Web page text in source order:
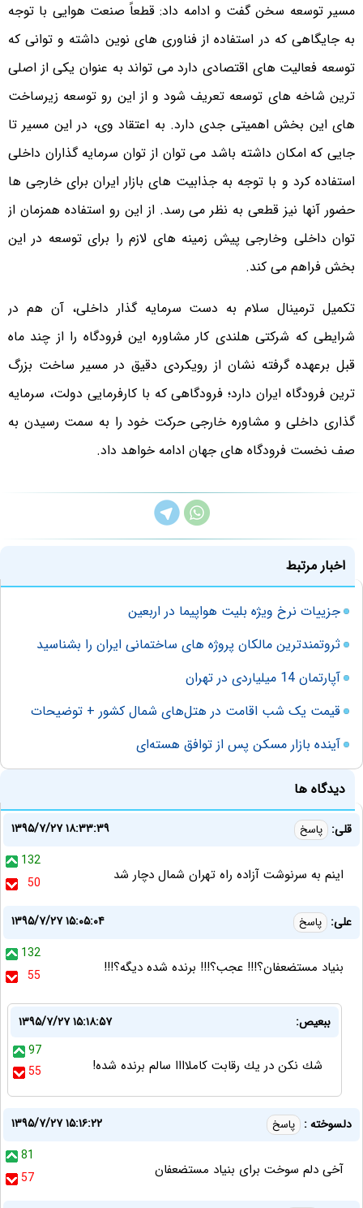
مسیر توسعه سخن گفت و ادامه داد: قطعاً صنعت هوایی با توجه
به جایگاهی که در استفاده از فناوری های نوین داشته و توانی که
توسعه فعالیت های اقتصادی دارد می تواند به عنوان یکی از اصلی
ترین شاخه های توسعه تعریف شود و از این رو توسعه زیرساخت
های این بخش اهمیتی جدی دارد. به اعتقاد وی، در این مسیر تا
جایی که امکان داشته باشد می توان از توان سرمایه گذاران داخلی
استفاده کرد و با توجه به جذابیت های بازار ایران برای خارجی ها
حضور آنها نیز قطعی به نظر می رسد. از این رو استفاده همزمان از
توان داخلی وخارجی پیش زمینه های لازم را برای توسعه در این
بخش فراهم می کند.
تکمیل ترمینال سلام به دست سرمایه گذار داخلی، آن هم در
شرایطی که شرکتی هلندی کار مشاوره این فرودگاه را از چند ماه
قبل برعهده گرفته نشان از رویکردی دقیق در مسیر ساخت بزرگ
ترین فرودگاه ایران دارد؛ فرودگاهی که با کارفرمایی دولت، سرمایه
گذاری داخلی و مشاوره خارجی حرکت خود را به سمت رسیدن به
صف نخست فرودگاه های جهان ادامه خواهد داد.
اخبار مرتبط
جزییات نرخ ویژه بلیت هواپیما در اربعین
ثروتمندترین مالکان پروژه های ساختمانی ایران را بشناسید
آپارتمان 14 میلیاردی در تهران
قیمت یک شب اقامت در هتل‌های شمال کشور + توضیحات
آینده بازار مسکن پس از توافق هسته‌ای
دیدگاه ها
قلی: پاسخ
۱۳۹۵/۷/۲۷ ۱۸:۳۳:۳۹
132
50
اینم به سرنوشت آزاده راه تهران شمال دچار شد
علی: پاسخ
۱۳۹۵/۷/۲۷ ۱۵:۰۵:۰۴
132
55
بنیاد مستضعفان؟!!! عجب؟!!! برنده شده دیگه؟!!!
ببعيص:
۱۳۹۵/۷/۲۷ ۱۵:۱۸:۵۷
97
55
شك نكن در يك رقابت كاملاااا سالم برنده شده!
دلسوخته : پاسخ
۱۳۹۵/۷/۲۷ ۱۵:۱۶:۲۲
81
57
آخی دلم سوخت برای بنیاد مستضعفان